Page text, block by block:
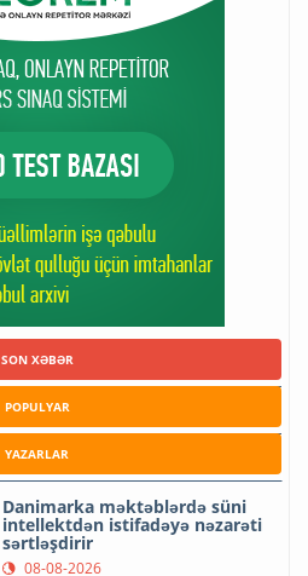
SON XƏBƏR
POPULYAR
YAZARLAR
Danimarka məktəblərdə süni
intellektdən istifadəyə nəzarəti
sərtləşdirir
08-08-2026